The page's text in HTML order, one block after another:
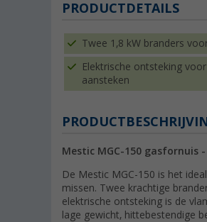
PRODUCTDETAILS
Twee 1,8 kW branders
Elektrische ontsteking
aansteken
Mestic MGC-150 gasfornuis
De Mestic MGC-150 is het
missen. Twee krachtige
elektrische ontsteking is de
lage gewicht, hittebestendige